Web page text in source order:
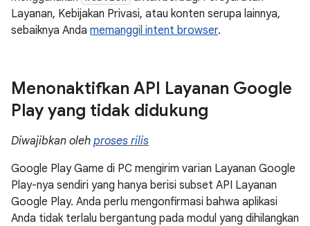
Layanan, Kebijakan Privasi, atau konten serupa lainnya,
sebaiknya Anda memanggil intent browser.
Menonaktifkan API Layanan Google
Play yang tidak didukung
Diwajibkan oleh proses rilis
Google Play Game di PC mengirim varian Layanan Google
Play-nya sendiri yang hanya berisi subset API Layanan
Google Play. Anda perlu mengonfirmasi bahwa aplikasi
Anda tidak terlalu bergantung pada modul yang dihilangkan